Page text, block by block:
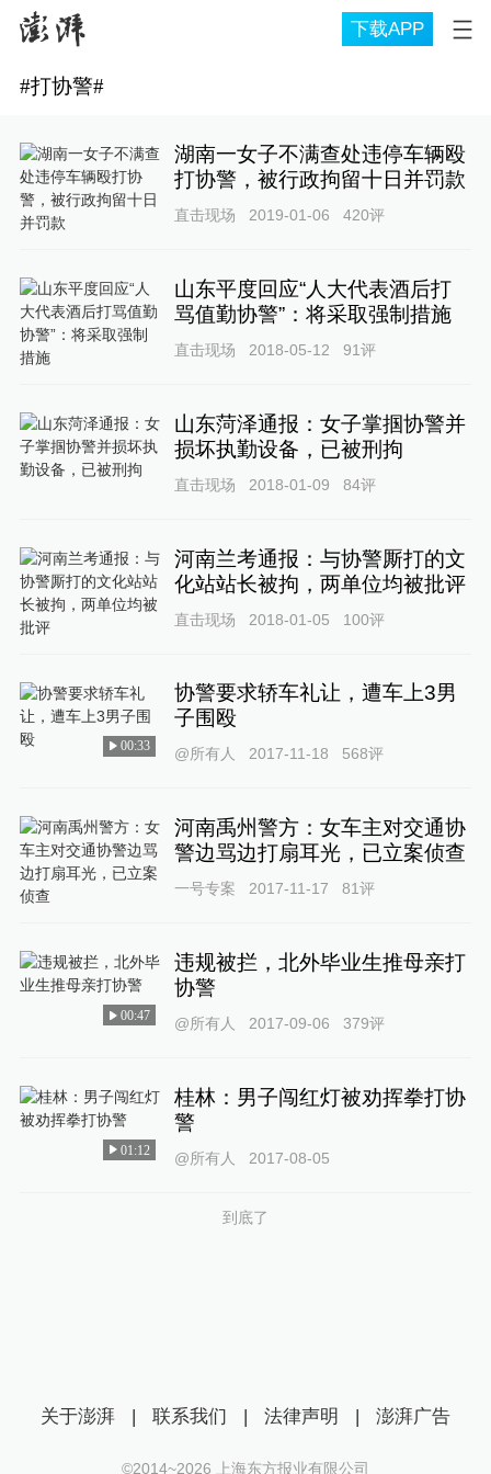
下载APP
#打协警#
湖南一女子不满查处违停车辆殴
打协警，被行政拘留十日并罚款
直击现场 2019-01-06 420评
山东平度回应“人大代表酒后打
骂值勤协警”：将采取强制措施
直击现场 2018-05-12 91评
山东菏泽通报：女子掌掴协警并
损坏执勤设备，已被刑拘
直击现场 2018-01-09 84评
河南兰考通报：与协警厮打的文
化站站长被拘，两单位均被批评
直击现场 2018-01-05 100评
00:33
协警要求轿车礼让，遭车上3男
子围殴
@所有人 2017-11-18 568评
河南禹州警方：女车主对交通协
警边骂边打扇耳光，已立案侦查
一号专案 2017-11-17 81评
00:47
违规被拦，北外毕业生推母亲打
协警
@所有人 2017-09-06 379评
01:12
桂林：男子闯红灯被劝挥拳打协
警
@所有人 2017-08-05
到底了
关于澎湃 | 联系我们 | 法律声明 | 澎湃广告
©2014~2026 上海东方报业有限公司